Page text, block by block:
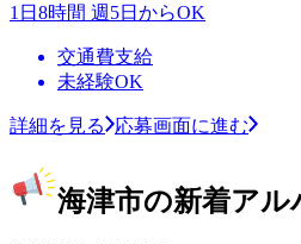
1日8時間 週5日からOK
交通費支給
未経験OK
詳細を見る 応募画面に進む
海津市の新着アル